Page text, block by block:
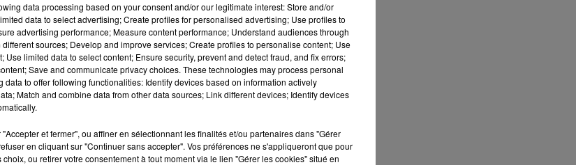
data processing based on your consent and/or our legitimate interest: Store and/or
data to select advertising; Create profiles for personalised advertising; Use profiles to
advertising performance; Measure content performance; Understand audiences through
sources; Develop and improve services; Create profiles to personalise content; Use
limited data to select content; Ensure security, prevent and detect fraud, and fix errors;
Save and communicate privacy choices. These technologies may process personal
data to offer following functionalities: Identify devices based on information actively
Match and combine data from other data sources; Link different devices; Identify devices
et fermer", ou affiner en sélectionnant les finalités et/ou partenaires dans "Gérer
en cliquant sur "Continuer sans accepter". Vos préférences ne s'appliqueront que pour
ou retirer votre consentement à tout moment via le lien "Gérer les cookies" situé en